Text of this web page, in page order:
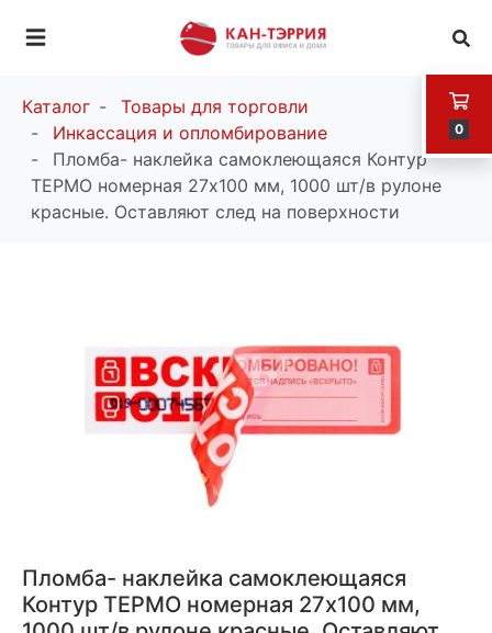
0
Каталог
Товары для торговли
Инкассация и опломбирование
Пломба- наклейка самоклеющаяся Контур
ТЕРМО номерная 27х100 мм, 1000 шт/в рулоне
красные. Оставляют след на поверхности
Пломба- наклейка самоклеющаяся
Контур ТЕРМО номерная 27х100 мм,